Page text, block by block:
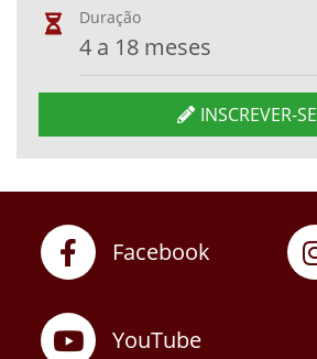
Duração
4 a 18 meses
INSCREVER-SE
Facebook
YouTube